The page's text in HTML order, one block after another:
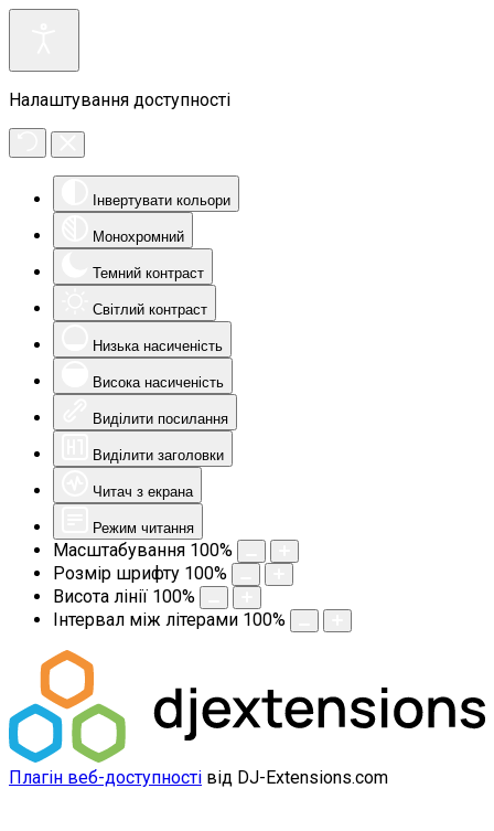
Налаштування доступності
Інвертувати кольори
Монохромний
Темний контраст
Світлий контраст
Низька насиченість
Висока насиченість
Виділити посилання
Виділити заголовки
Читач з екрана
Режим читання
Масштабування 100%
Розмір шрифту 100%
Висота лінії 100%
Інтервал між літерами 100%
Плагін веб-доступності від DJ-Extensions.com